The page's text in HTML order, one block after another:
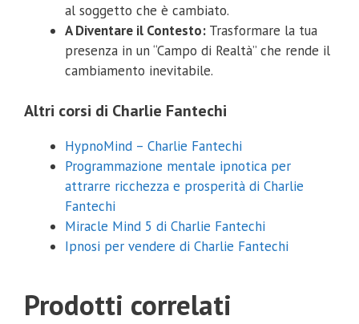
al soggetto che è cambiato.
A Diventare il Contesto: Trasformare la tua
presenza in un “Campo di Realtà” che rende il
cambiamento inevitabile.
Altri corsi di Charlie Fantechi
HypnoMind – Charlie Fantechi
Programmazione mentale ipnotica per
attrarre ricchezza e prosperità di Charlie
Fantechi
Miracle Mind 5 di Charlie Fantechi
Ipnosi per vendere di Charlie Fantechi
Prodotti correlati